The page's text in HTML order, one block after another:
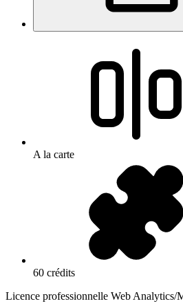
A la carte
60 crédits
Licence professionnelle Web Analytics/